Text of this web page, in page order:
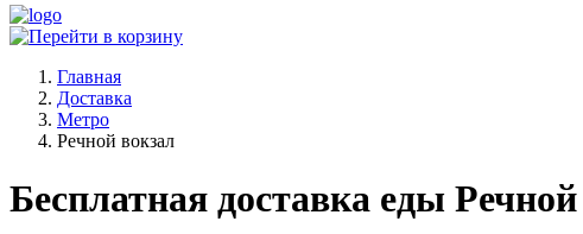
Главная
Доставка
Метро
Речной вокзал
Бесплатная доставка еды